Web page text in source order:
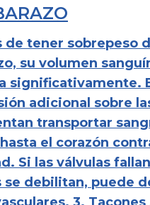
de tener sobrepeso
su volumen
significativamente.
adicional sobre
transportar
el corazón
Si las válvulas
se debilitan, puede